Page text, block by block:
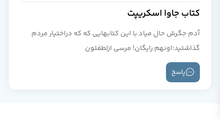
کتاب جاوا اسکریپت
آدم جگرش حال میاد با این کتابهایی که که دراختیار مردم
گذاشتید؛اونهم رایگان! مرسی ازلطفتون
پاسخ